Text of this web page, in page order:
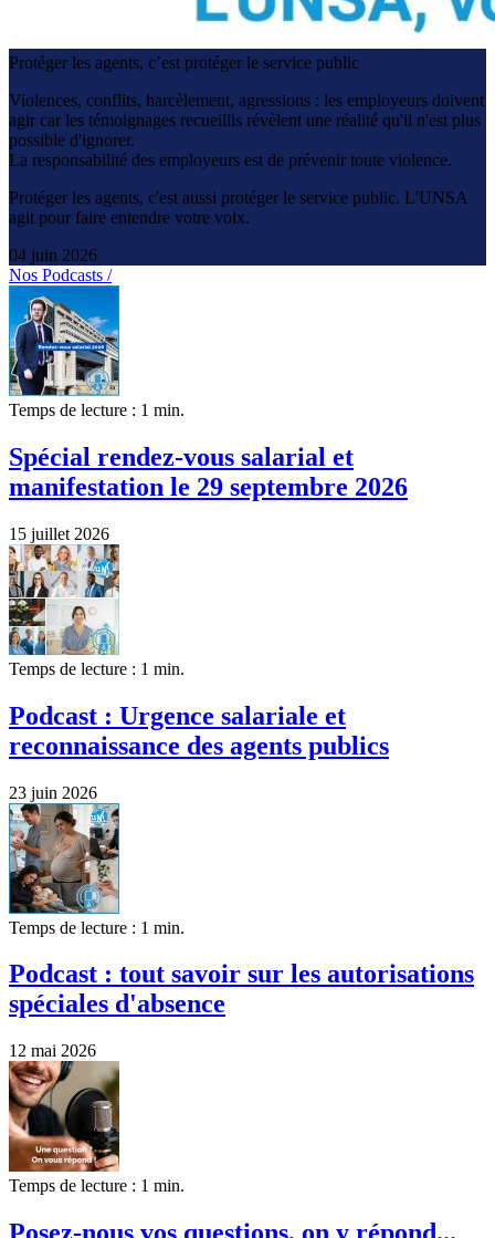
Protéger les agents, c’est protéger le service public
Violences, conflits, harcèlement, agressions : les employeurs doivent
agir car les témoignages recueillis révèlent une réalité qu'il n'est plus
possible d'ignorer.
La responsabilité des employeurs est de prévenir toute violence.
Protéger les agents, c'est aussi protéger le service public. L'UNSA
agit pour faire entendre votre voix.
04 juin 2026
Nos Podcasts /
Temps de lecture : 1 min.
Spécial rendez-vous salarial et
manifestation le 29 septembre 2026
15 juillet 2026
Temps de lecture : 1 min.
Podcast : Urgence salariale et
reconnaissance des agents publics
23 juin 2026
Temps de lecture : 1 min.
Podcast : tout savoir sur les autorisations
spéciales d'absence
12 mai 2026
Temps de lecture : 1 min.